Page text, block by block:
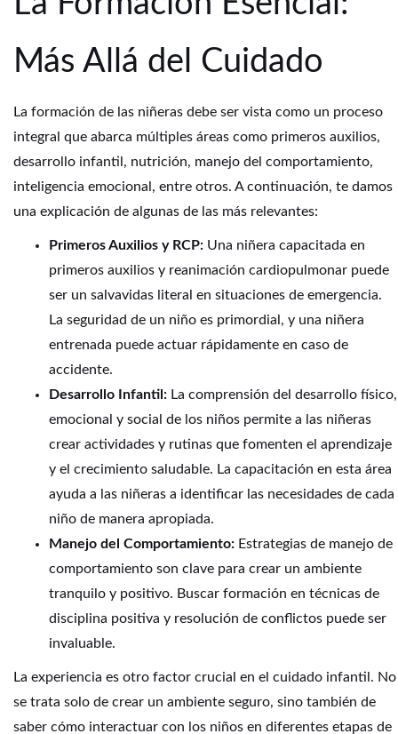
Más Allá del Cuidado
La formación de las niñeras debe ser vista como un proceso
integral que abarca múltiples áreas como primeros auxilios,
desarrollo infantil, nutrición, manejo del comportamiento,
inteligencia emocional, entre otros. A continuación, te damos
una explicación de algunas de las más relevantes:
Primeros Auxilios y RCP: Una niñera capacitada en
primeros auxilios y reanimación cardiopulmonar puede
ser un salvavidas literal en situaciones de emergencia.
La seguridad de un niño es primordial, y una niñera
entrenada puede actuar rápidamente en caso de
accidente.
Desarrollo Infantil: La comprensión del desarrollo físico,
emocional y social de los niños permite a las niñeras
crear actividades y rutinas que fomenten el aprendizaje
y el crecimiento saludable. La capacitación en esta área
ayuda a las niñeras a identificar las necesidades de cada
niño de manera apropiada.
Manejo del Comportamiento: Estrategias de manejo de
comportamiento son clave para crear un ambiente
tranquilo y positivo. Buscar formación en técnicas de
disciplina positiva y resolución de conflictos puede ser
invaluable.
La experiencia es otro factor crucial en el cuidado infantil. No
se trata solo de crear un ambiente seguro, sino también de
saber cómo interactuar con los niños en diferentes etapas de